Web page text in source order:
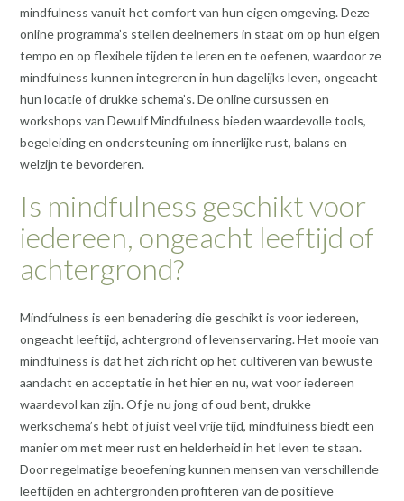
mindfulness vanuit het comfort van hun eigen omgeving. Deze
online programma’s stellen deelnemers in staat om op hun eigen
tempo en op flexibele tijden te leren en te oefenen, waardoor ze
mindfulness kunnen integreren in hun dagelijks leven, ongeacht
hun locatie of drukke schema’s. De online cursussen en
workshops van Dewulf Mindfulness bieden waardevolle tools,
begeleiding en ondersteuning om innerlijke rust, balans en
welzijn te bevorderen.
Is mindfulness geschikt voor
iedereen, ongeacht leeftijd of
achtergrond?
Mindfulness is een benadering die geschikt is voor iedereen,
ongeacht leeftijd, achtergrond of levenservaring. Het mooie van
mindfulness is dat het zich richt op het cultiveren van bewuste
aandacht en acceptatie in het hier en nu, wat voor iedereen
waardevol kan zijn. Of je nu jong of oud bent, drukke
werkschema’s hebt of juist veel vrije tijd, mindfulness biedt een
manier om met meer rust en helderheid in het leven te staan.
Door regelmatige beoefening kunnen mensen van verschillende
leeftijden en achtergronden profiteren van de positieve